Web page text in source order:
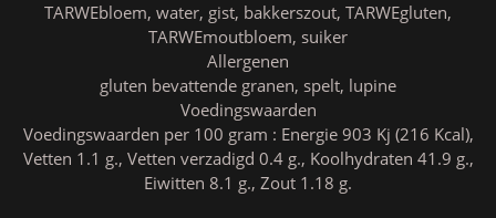
TARWEbloem, water, gist, bakkerszout, TARWEgluten,
TARWEmoutbloem, suiker
Allergenen
gluten bevattende granen, spelt, lupine
Voedingswaarden
Voedingswaarden per 100 gram : Energie 903 Kj (216 Kcal),
Vetten 1.1 g., Vetten verzadigd 0.4 g., Koolhydraten 41.9 g.,
Eiwitten 8.1 g., Zout 1.18 g.